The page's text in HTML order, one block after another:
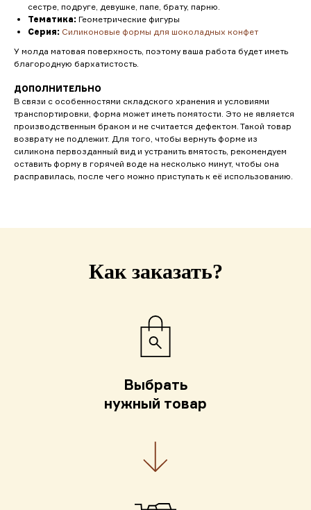
сестре, подруге, девушке, папе, брату, парню.
Тематика: Геометрические фигуры
Серия: Силиконовые формы для шоколадных конфет
У молда матовая поверхность, поэтому ваша работа будет иметь
благородную бархатистость.
ДОПОЛНИТЕЛЬНО
В связи с особенностями складского хранения и условиями
транспортировки, форма может иметь помятости. Это не является
производственным браком и не считается дефектом. Такой товар
возврату не подлежит. Для того, чтобы вернуть форме из
силикона первозданный вид и устранить вмятость, рекомендуем
оставить форму в горячей воде на несколько минут, чтобы она
расправилась, после чего можно приступать к её использованию.
Как заказать?
Выбрать
нужный товар